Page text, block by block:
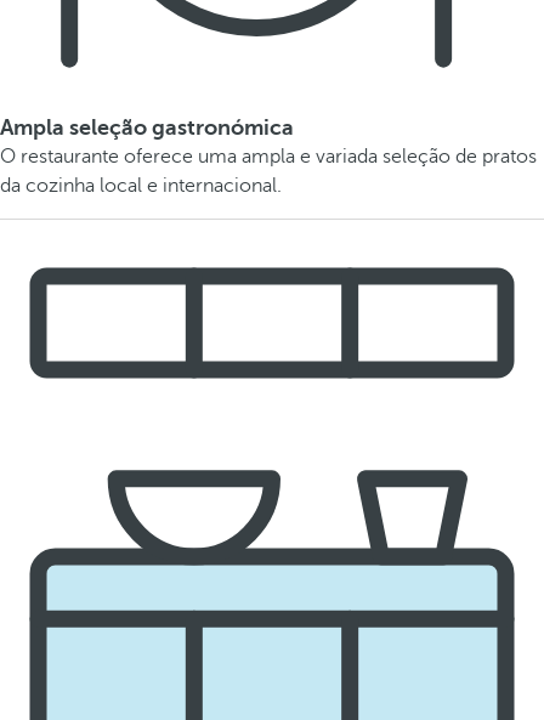
Ampla seleção gastronómica
O restaurante oferece uma ampla e variada seleção de pratos
da cozinha local e internacional.